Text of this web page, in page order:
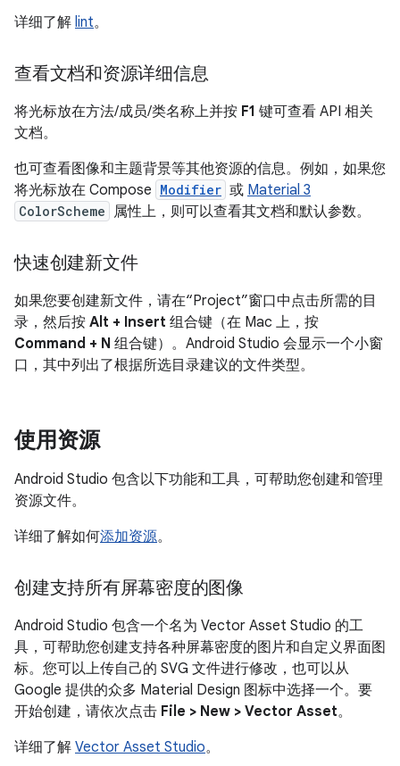
详细了解 lint。
查看文档和资源详细信息
将光标放在方法/成员/类名称上并按 F1 键可查看 API 相关
文档。
也可查看图像和主题背景等其他资源的信息。例如，如果您
将光标放在 Compose Modifier 或 Material 3
ColorScheme 属性上，则可以查看其文档和默认参数。
快速创建新文件
如果您要创建新文件，请在“Project”窗口中点击所需的目
录，然后按 Alt + Insert 组合键（在 Mac 上，按
Command + N 组合键）。Android Studio 会显示一个小窗
口，其中列出了根据所选目录建议的文件类型。
使用资源
Android Studio 包含以下功能和工具，可帮助您创建和管理
资源文件。
详细了解如何添加资源。
创建支持所有屏幕密度的图像
Android Studio 包含一个名为 Vector Asset Studio 的工
具，可帮助您创建支持各种屏幕密度的图片和自定义界面图
标。您可以上传自己的 SVG 文件进行修改，也可以从
Google 提供的众多 Material Design 图标中选择一个。要
开始创建，请依次点击 File > New > Vector Asset。
详细了解 Vector Asset Studio。